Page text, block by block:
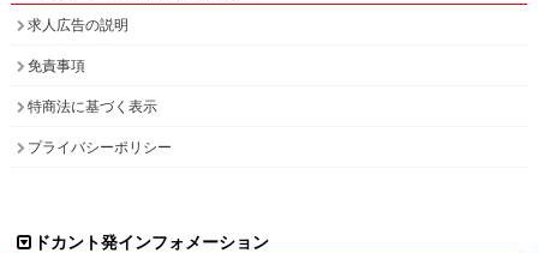
求人広告の説明
免責事項
特商法に基づく表示
プライバシーポリシー
ドカント発インフォメーション